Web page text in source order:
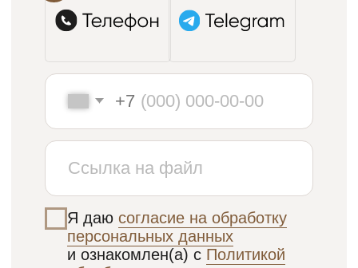
Увидьте фактуры
вживую
Рендеры не передают тактильность
Приезжайте в наш салон, чтобы обсудить
проект с технологом, посмотреть выкрасы
Адрес:Москва, ул. Архитектора Щусева
5к1 (ЖК Зиларт).
ЗАПИСАТЬСЯ В ШОУРУМ